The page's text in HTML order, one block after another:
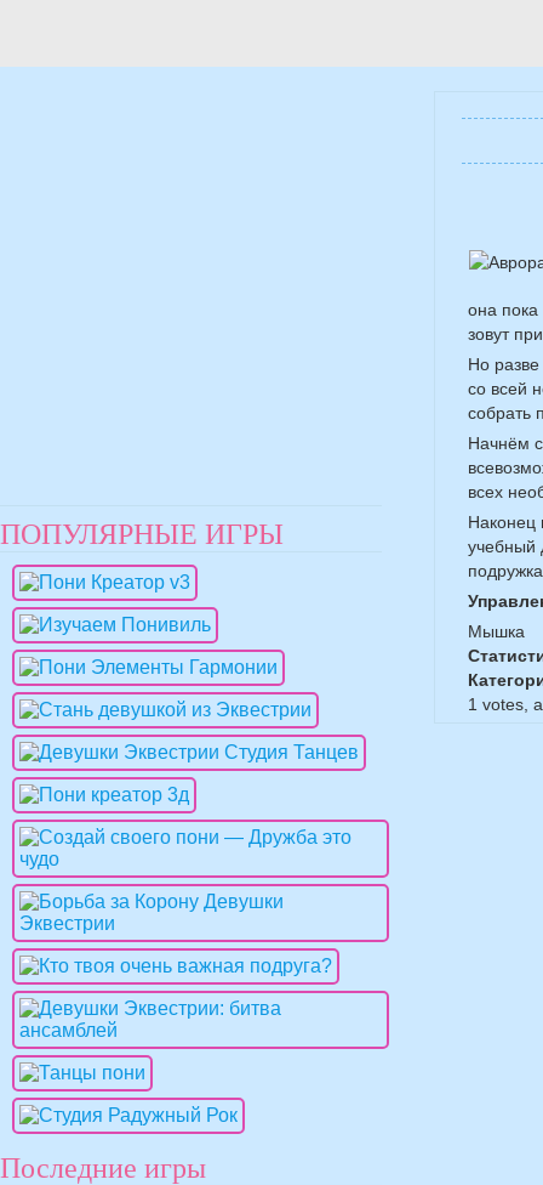
она пока
зовут
Но разве
со всей
собрать
Начнём
всех
Наконец
учебный
Мышка
1 votes,
ПОПУЛЯРНЫЕ ИГРЫ
Последние игры